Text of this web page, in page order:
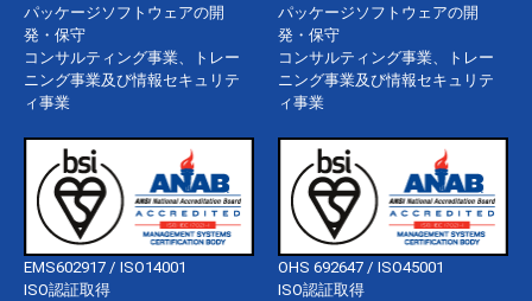
パッケージソフトウェアの開
発・保守
コンサルティング事業、トレー
ニング事業及び情報セキュリテ
ィ事業
パッケージソフトウェアの開
発・保守
コンサルティング事業、トレー
ニング事業及び情報セキュリテ
ィ事業
EMS602917 / ISO14001
ISO認証取得
OHS 692647 / ISO45001
ISO認証取得